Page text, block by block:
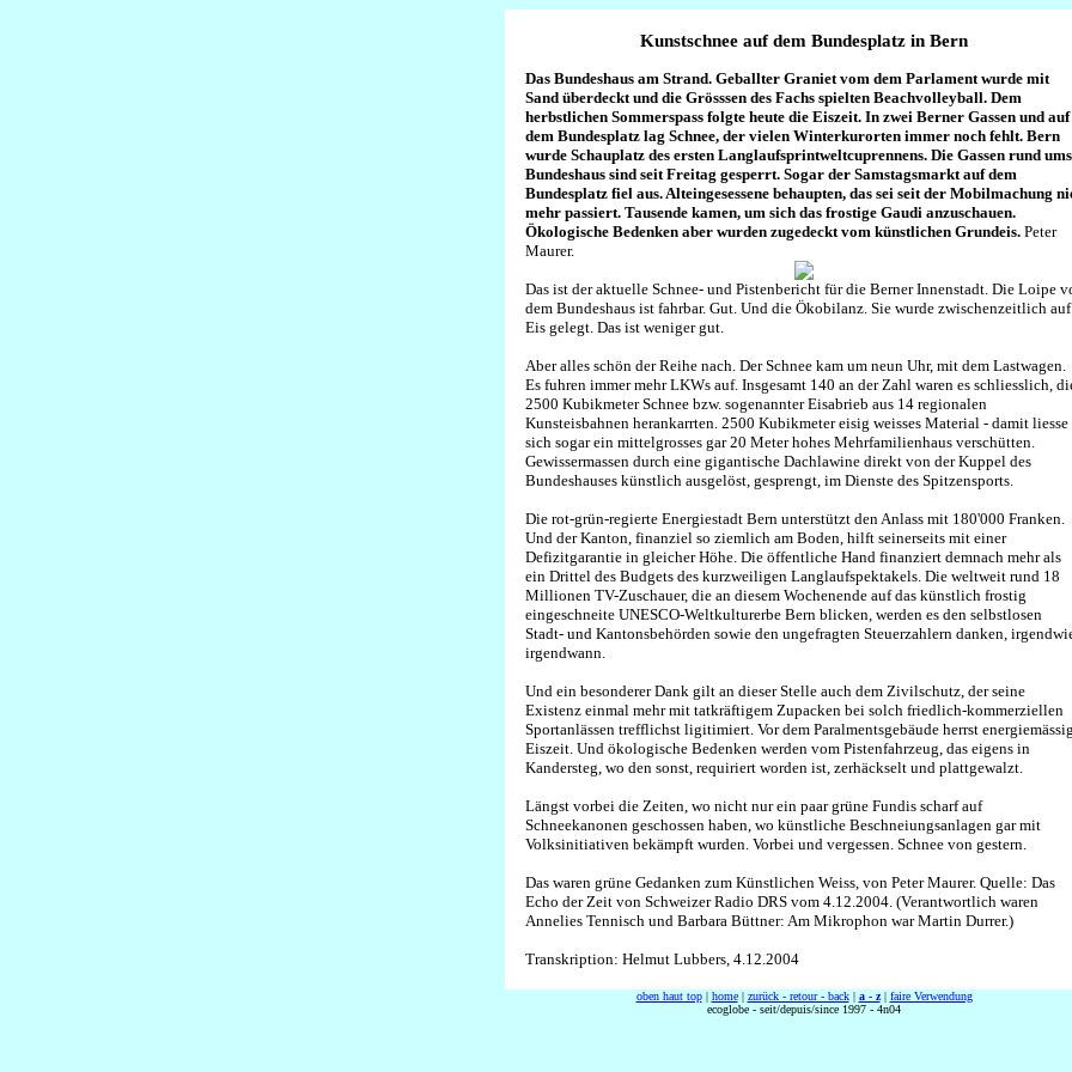
Kunstschnee auf dem Bundesplatz in Bern
Das Bundeshaus am Strand. Geballter Graniet vom dem Parlament wurde mit
Sand überdeckt und die Grösssen des Fachs spielten Beachvolleyball. Dem
herbstlichen Sommerspass folgte heute die Eiszeit. In zwei Berner Gassen und auf
dem Bundesplatz lag Schnee, der vielen Winterkurorten immer noch fehlt. Bern
wurde Schauplatz des ersten Langlaufsprintweltcuprennens. Die Gassen rund ums
Bundeshaus sind seit Freitag gesperrt. Sogar der Samstagsmarkt auf dem
Bundesplatz fiel aus. Alteingesessene behaupten, das sei seit der Mobilmachung
mehr passiert. Tausende kamen, um sich das frostige Gaudi anzuschauen.
Ökologische Bedenken aber wurden zugedeckt vom künstlichen Grundeis. Peter
Maurer.
Das ist der aktuelle Schnee- und Pistenbericht für die Berner Innenstadt. Die Loipe
dem Bundeshaus ist fahrbar. Gut. Und die Ökobilanz. Sie wurde zwischenzeitlich auf
Eis gelegt. Das ist weniger gut.
Aber alles schön der Reihe nach. Der Schnee kam um neun Uhr, mit dem Lastwagen.
Es fuhren immer mehr LKWs auf. Insgesamt 140 an der Zahl waren es schliesslich,
2500 Kubikmeter Schnee bzw. sogenannter Eisabrieb aus 14 regionalen
Kunsteisbahnen herankarrten. 2500 Kubikmeter eisig weisses Material - damit liesse
sich sogar ein mittelgrosses gar 20 Meter hohes Mehrfamilienhaus verschütten.
Gewissermassen durch eine gigantische Dachlawine direkt von der Kuppel des
Bundeshauses künstlich ausgelöst, gesprengt, im Dienste des Spitzensports.
Die rot-grün-regierte Energiestadt Bern unterstützt den Anlass mit 180'000 Franken.
Und der Kanton, finanziel so ziemlich am Boden, hilft seinerseits mit einer
Defizitgarantie in gleicher Höhe. Die öffentliche Hand finanziert demnach mehr als
ein Drittel des Budgets des kurzweiligen Langlaufspektakels. Die weltweit rund 18
Millionen TV-Zuschauer, die an diesem Wochenende auf das künstlich frostig
eingeschneite UNESCO-Weltkulturerbe Bern blicken, werden es den selbstlosen
Stadt- und Kantonsbehörden sowie den ungefragten Steuerzahlern danken,
irgendwann.
Und ein besonderer Dank gilt an dieser Stelle auch dem Zivilschutz, der seine
Existenz einmal mehr mit tatkräftigem Zupacken bei solch friedlich-kommerziellen
Sportanlässen trefflichst ligitimiert. Vor dem Paralmentsgebäude herrst
Eiszeit. Und ökologische Bedenken werden vom Pistenfahrzeug, das eigens in
Kandersteg, wo den sonst, requiriert worden ist, zerhäckselt und plattgewalzt.
Längst vorbei die Zeiten, wo nicht nur ein paar grüne Fundis scharf auf
Schneekanonen geschossen haben, wo künstliche Beschneiungsanlagen gar mit
Volksinitiativen bekämpft wurden. Vorbei und vergessen. Schnee von gestern.
Das waren grüne Gedanken zum Künstlichen Weiss, von Peter Maurer. Quelle: Das
Echo der Zeit von Schweizer Radio DRS vom 4.12.2004. (Verantwortlich waren
Annelies Tennisch und Barbara Büttner: Am Mikrophon war Martin Durrer.)
Transkription: Helmut Lubbers, 4.12.2004
oben haut top| home| zurück - retour - back| a - z| faire Verwendung
ecoglobe - seit/depuis/since 1997 - 4n04